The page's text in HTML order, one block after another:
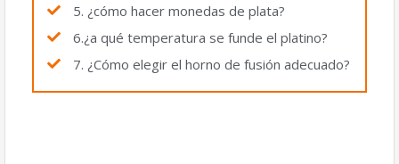
5. ¿cómo hacer monedas de plata?
6.¿a qué temperatura se funde el platino?
7. ¿Cómo elegir el horno de fusión adecuado?